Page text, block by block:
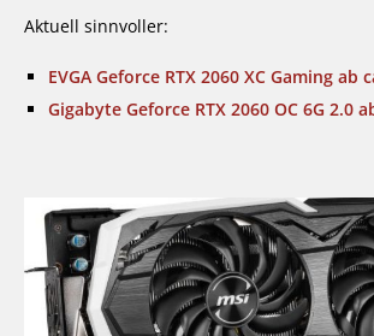
Aktuell sinnvoller:
EVGA Geforce RTX 2060 XC Gaming ab
Gigabyte Geforce RTX 2060 OC 6G 2.0